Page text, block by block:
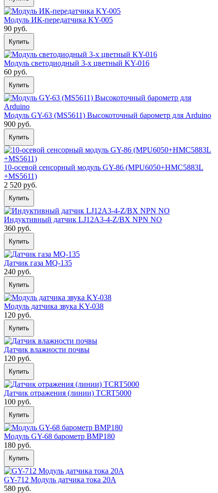
Модуль ИК-передатчика KY-005
90 руб.
Купить
Модуль светодиодный 3-х цветный KY-016
60 руб.
Купить
Модуль GY-63 (MS5611) Высокоточный барометр для Arduino
900 руб.
Купить
10-осевой сенсорный модуль GY-86 (MPU6050+HMC5883L
+MS5611)
2 520 руб.
Купить
Индуктивный датчик LJ12A3-4-Z/BX NPN NO
360 руб.
Купить
Датчик газа MQ-135
240 руб.
Купить
Модуль датчика звука KY-038
120 руб.
Купить
Датчик влажности почвы
120 руб.
Купить
Датчик отражения (линии) TCRT5000
100 руб.
Купить
Модуль GY-68 барометр BMP180
180 руб.
Купить
GY-712 Модуль датчика тока 20А
580 руб.